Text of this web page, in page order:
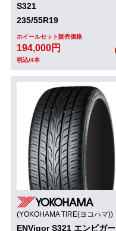
S321
235/55R19
ホイールセット販売価格
194,000円
税込/4本
(YOKOHAMA TIRE(ヨコハマ))
ENVigor S321 エンビガー